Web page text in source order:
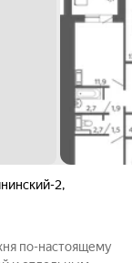
2,
по-настоящему